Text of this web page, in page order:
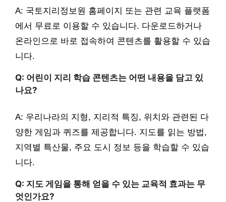
A: 국토지리정보원 홈페이지 또는 관련 교육 플랫폼
에서 무료로 이용할 수 있습니다. 다운로드하거나
온라인으로 바로 접속하여 콘텐츠를 활용할 수 있습
니다.
Q: 어린이 지리 학습 콘텐츠는 어떤 내용을 담고 있
나요?
A: 우리나라의 지형, 지리적 특징, 위치와 관련된 다
양한 게임과 퀴즈를 제공합니다. 지도를 읽는 방법,
지역별 특산물, 주요 도시 정보 등을 학습할 수 있습
니다.
Q: 지도 게임을 통해 얻을 수 있는 교육적 효과는 무
엇인가요?